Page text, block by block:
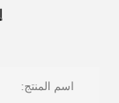
اسم المنتج: